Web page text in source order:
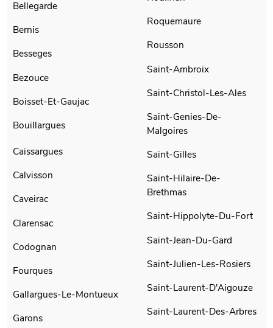
Bellegarde
Bernis
Besseges
Bezouce
Boisset-Et-Gaujac
Bouillargues
Caissargues
Calvisson
Caveirac
Clarensac
Codognan
Fourques
Gallargues-Le-Montueux
Garons
Roquemaure
Rousson
Saint-Ambroix
Saint-Christol-Les-Ales
Saint-Genies-De-
Malgoires
Saint-Gilles
Saint-Hilaire-De-
Brethmas
Saint-Hippolyte-Du-Fort
Saint-Jean-Du-Gard
Saint-Julien-Les-Rosiers
Saint-Laurent-D'Aigouze
Saint-Laurent-Des-Arbres